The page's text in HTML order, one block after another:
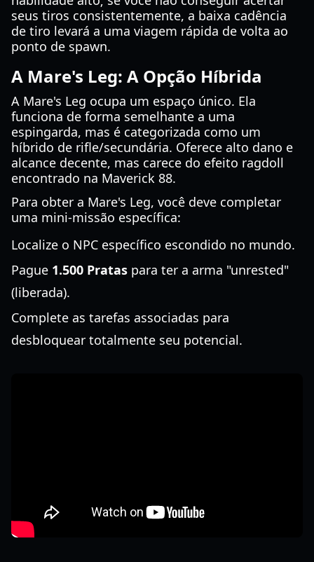
seus tiros consistentemente, a baixa cadência
de tiro levará a uma viagem rápida de volta ao
ponto de spawn.
A Mare's Leg: A Opção Híbrida
A Mare's Leg ocupa um espaço único. Ela
funciona de forma semelhante a uma
espingarda, mas é categorizada como um
híbrido de rifle/secundária. Oferece alto dano e
alcance decente, mas carece do efeito ragdoll
encontrado na Maverick 88.
Para obter a Mare's Leg, você deve completar
uma mini-missão específica:
Localize o NPC específico escondido no mundo.
Pague 1.500 Pratas para ter a arma "unrested"
(liberada).
Complete as tarefas associadas para
desbloquear totalmente seu potencial.